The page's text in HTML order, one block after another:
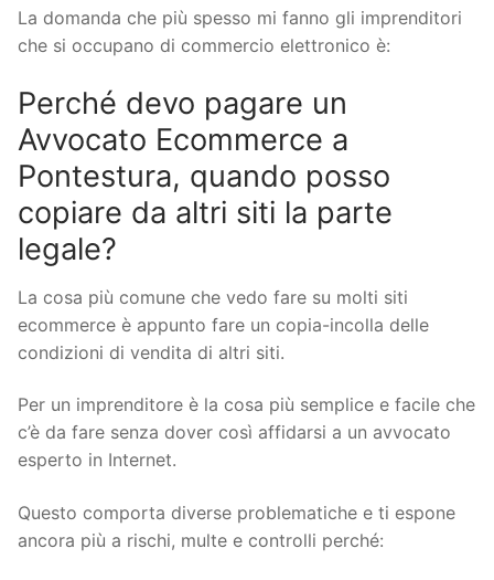
La domanda che più spesso mi fanno gli imprenditori
che si occupano di commercio elettronico è:
Perché devo pagare un
Avvocato Ecommerce a
Pontestura, quando posso
copiare da altri siti la parte
legale?
La cosa più comune che vedo fare su molti siti
ecommerce è appunto fare un copia-incolla delle
condizioni di vendita di altri siti.
Per un imprenditore è la cosa più semplice e facile che
c’è da fare senza dover così affidarsi a un avvocato
esperto in Internet.
Questo comporta diverse problematiche e ti espone
ancora più a rischi, multe e controlli perché: